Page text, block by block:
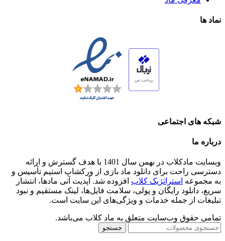
نماد ها
شبکه های اجتماعی
درباره ما
وبسایت مادکلاب در بهمن سال 1401 با هدف گسترش و ارائه
دسترسی راحت برای دانلود ماد بازی از ورکشاپ استیم تأسیس و
به مجموعه استراتژیک کلاب افزوده شد. آپدیت آنی مادها، انتشار
سریع، دانلود رایگان و پولی، سلامت فایل‌ها، لینک مستقیم و نبود
تبلیغات از جمله خدمات و ویژگی‌های این سایت است.
تمامی حقوق وب‌سایت متعلق به ماد کلاب می‌باشد.
جستجو